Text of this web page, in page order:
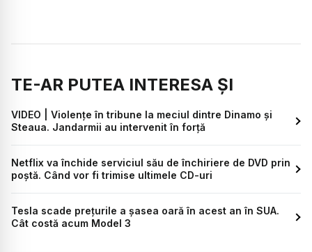
TE-AR PUTEA INTERESA ȘI
VIDEO | Violențe în tribune la meciul dintre Dinamo și
Steaua. Jandarmii au intervenit în forță
Netflix va închide serviciul său de închiriere de DVD prin
poștă. Când vor fi trimise ultimele CD-uri
Tesla scade prețurile a șasea oară în acest an în SUA.
Cât costă acum Model 3